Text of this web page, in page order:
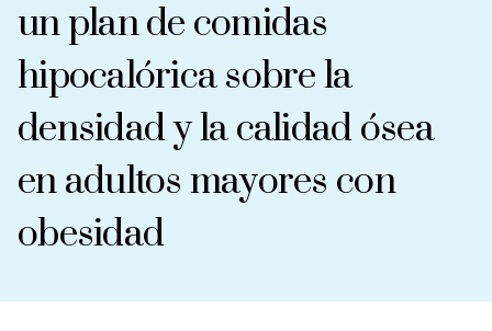
un plan de comidas
hipocalórica sobre la
densidad y la calidad ósea
en adultos mayores con
obesidad